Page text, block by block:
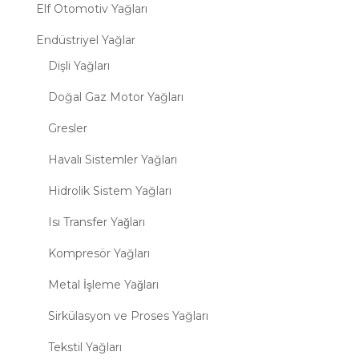
Elf Otomotiv Yağları
Endüstriyel Yağlar
Dişli Yağları
Doğal Gaz Motor Yağları
Gresler
Havalı Sistemler Yağları
Hidrolik Sistem Yağları
Isı Transfer Yağları
Kompresör Yağları
Metal İşleme Yağları
Sirkülasyon ve Proses Yağları
Tekstil Yağları